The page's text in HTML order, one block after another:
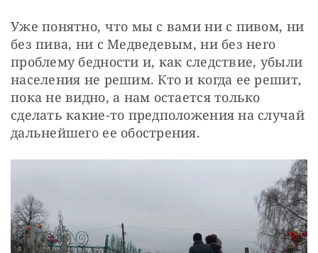
Уже понятно, что мы с вами ни с пивом, ни
без пива, ни с Медведевым, ни без него
проблему бедности и, как следствие, убыли
населения не решим. Кто и когда ее решит,
пока не видно, а нам остается только
сделать какие-то предположения на случай
дальнейшего ее обострения.